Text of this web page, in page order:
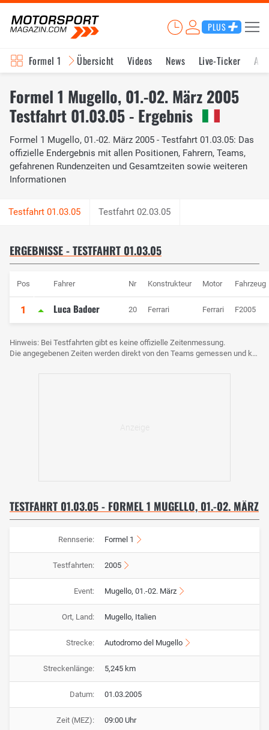
PLUS
Formel 1 Übersicht Videos News Live-Ticker
Formel 1 Mugello, 01.-02. März 2005
Testfahrt 01.03.05 - Ergebnis
Formel 1 Mugello, 01.-02. März 2005 - Testfahrt 01.03.05: Das
offizielle Endergebnis mit allen Positionen, Fahrern, Teams,
gefahrenen Rundenzeiten und Gesamtzeiten sowie weiteren
Informationen
Testfahrt 02.03.05
ERGEBNISSE - TESTFAHRT 01.03.05
Pos Fahrer Nr Konstrukteur Motor Fahrzeug
1 Luca Badoer 20 Ferrari Ferrari F2005
Hinweis: Bei Testfahrten gibt es keine offizielle Zeitenmessung.
Die angegebenen Zeiten werden direkt von den Teams gemessen und können voneinander abweichen.
TESTFAHRT 01.03.05 - FORMEL 1 MUGELLO, 01.-02. MÄRZ
Rennserie: Formel 1
Testfahrten: 2005
Event: Mugello, 01.-02. März
Ort, Land: Mugello, Italien
Strecke: Autodromo del Mugello
Streckenlänge: 5,245 km
Datum: 01.03.2005
Zeit (MEZ): 09:00 Uhr